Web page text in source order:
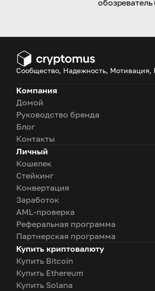
адресами,
Сообщество, Надежность, Мотивация,
Компания
Домой
Руководство бренда
Блог
Контакты
Личный
Кошелек
Стейкинг
Конвертация
Заработок
AML-проверка
Реферальная программа
Партнерская программа
Купить криптовалюту
Купить Bitcoin
Купить Ethereum
Купить Solana